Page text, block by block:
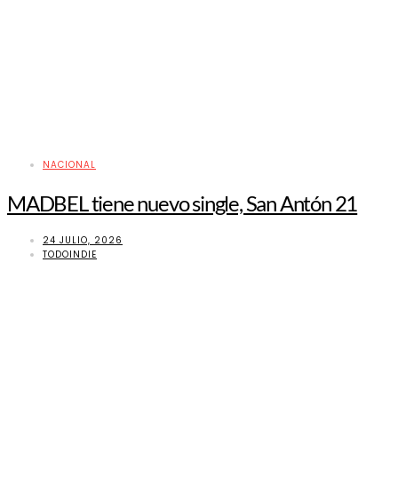
NACIONAL
MADBEL tiene nuevo single, San Antón 21
24 JULIO, 2026
TODOINDIE